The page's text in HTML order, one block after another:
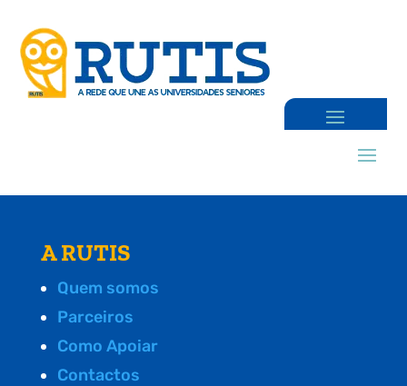
A RUTIS
Quem somos
Parceiros
Como Apoiar
Contactos